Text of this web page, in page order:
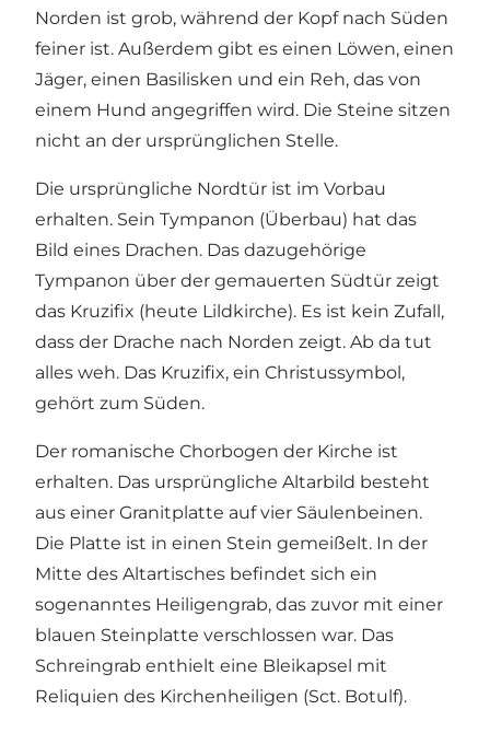
Norden ist grob, während der Kopf nach Süden
feiner ist. Außerdem gibt es einen Löwen, einen
Jäger, einen Basilisken und ein Reh, das von
einem Hund angegriffen wird. Die Steine ​​sitzen
nicht an der ursprünglichen Stelle.
Die ursprüngliche Nordtür ist im Vorbau
erhalten. Sein Tympanon (Überbau) hat das
Bild eines Drachen. Das dazugehörige
Tympanon über der gemauerten Südtür zeigt
das Kruzifix (heute Lildkirche). Es ist kein Zufall,
dass der Drache nach Norden zeigt. Ab da tut
alles weh. Das Kruzifix, ein Christussymbol,
gehört zum Süden.
Der romanische Chorbogen der Kirche ist
erhalten. Das ursprüngliche Altarbild besteht
aus einer Granitplatte auf vier Säulenbeinen.
Die Platte ist in einen Stein gemeißelt. In der
Mitte des Altartisches befindet sich ein
sogenanntes Heiligengrab, das zuvor mit einer
blauen Steinplatte verschlossen war. Das
Schreingrab enthielt eine Bleikapsel mit
Reliquien des Kirchenheiligen (Sct. Botulf).